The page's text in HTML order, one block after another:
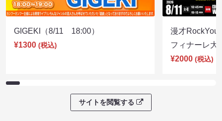
GIGEKI（8/11 18:00）
¥1300 (税込)
漫才RockYou
フィナーレ
¥2000 (税込)
サイトを閲覧する